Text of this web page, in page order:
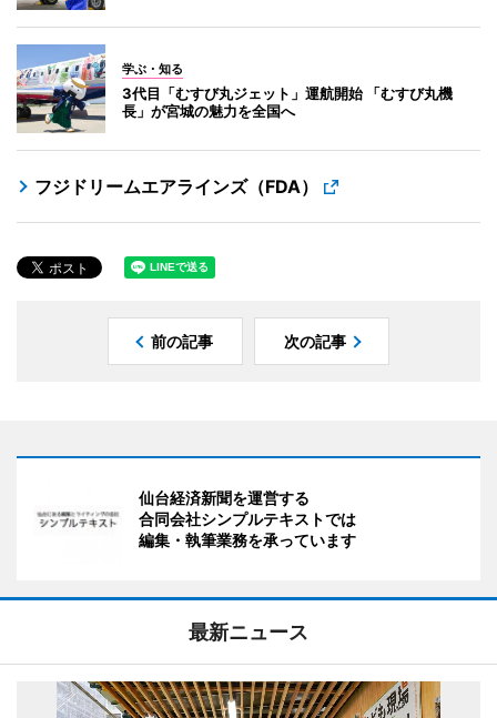
学ぶ・知る
3代目「むすび丸ジェット」運航開始 「むすび丸機
長」が宮城の魅力を全国へ
フジドリームエアラインズ（FDA）
前の記事 次の記事
仙台経済新聞を運営する
合同会社シンプルテキストでは
編集・執筆業務を承っています
最新ニュース